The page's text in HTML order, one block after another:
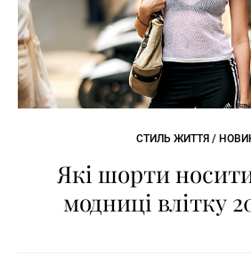
СТИЛЬ ЖИТТЯ /
Які шорти
модниці влітку